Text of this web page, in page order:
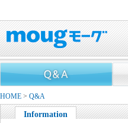
HOME > Q&A
Information